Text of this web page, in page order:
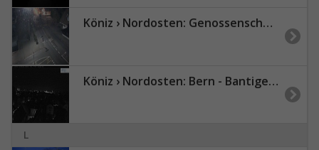
Köniz › Nordosten: Genossenschaft Wohnraum Köniz - Bläuackerplatz
Köniz › Nordosten: Bern - Bantiger - Grauholz
L